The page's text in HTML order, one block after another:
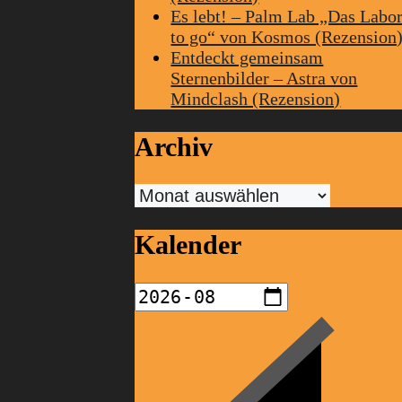
Es lebt! – Palm Lab „Das
to go“ von Kosmos
Entdeckt gemeinsam
Sternenbilder – Astra von
Mindclash (Rezension)
Archiv
Archiv
Kalender